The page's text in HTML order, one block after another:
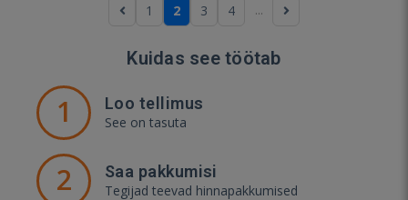
1 2 3 4 ...
Kuidas see töötab
1 Loo tellimus
See on tasuta
2 Saa pakkumisi
Tegijad teevad hinnapakkumised